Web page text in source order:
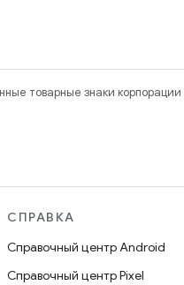
товарные знаки корпорации
СПРАВКА
Справочный центр Android
Справочный центр Pixel